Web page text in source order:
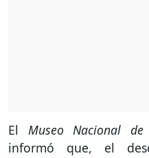
El Museo Nacional de
informó que, el